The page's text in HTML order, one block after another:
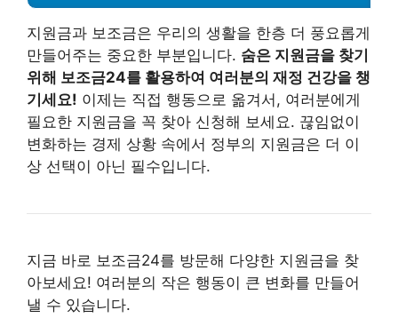
지원금과 보조금은 우리의 생활을 한층 더 풍요롭게
만들어주는 중요한 부분입니다. 숨은 지원금을 찾기
위해 보조금24를 활용하여 여러분의 재정 건강을 챙
기세요! 이제는 직접 행동으로 옮겨서, 여러분에게
필요한 지원금을 꼭 찾아 신청해 보세요. 끊임없이
변화하는 경제 상황 속에서 정부의 지원금은 더 이
상 선택이 아닌 필수입니다.
지금 바로 보조금24를 방문해 다양한 지원금을 찾
아보세요! 여러분의 작은 행동이 큰 변화를 만들어
낼 수 있습니다.